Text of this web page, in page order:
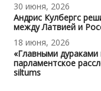
30 июня, 2026
Андрис Кулбергс
между Латвией и
18 июня, 2026
«Главными
парламентское
siltums